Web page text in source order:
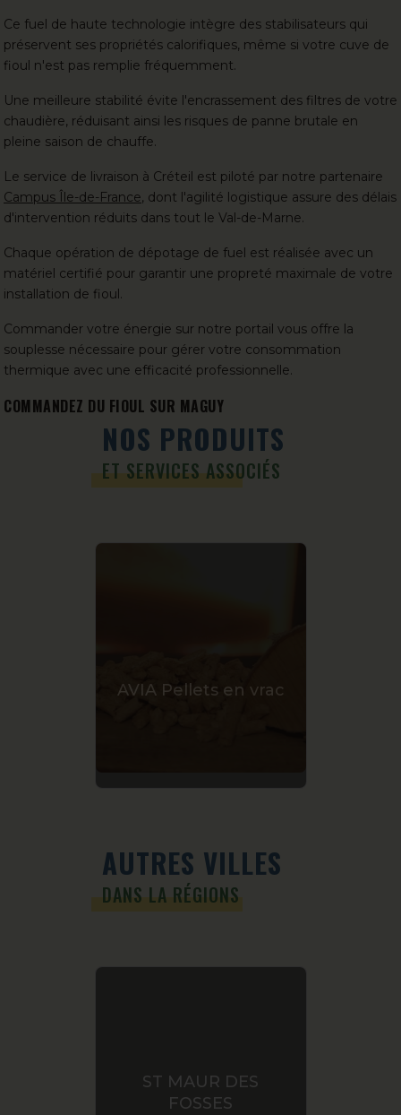
Ce fuel de haute technologie intègre des stabilisateurs qui
préservent ses propriétés calorifiques, même si votre cuve de
fioul n'est pas remplie fréquemment.
Une meilleure stabilité évite l'encrassement des filtres de votre
chaudière, réduisant ainsi les risques de panne brutale en
pleine saison de chauffe.
Le service de livraison à Créteil est piloté par notre partenaire
Campus Île-de-France, dont l'agilité logistique assure des délais
d'intervention réduits dans tout le Val-de-Marne.
Chaque opération de dépotage de fuel est réalisée avec un
matériel certifié pour garantir une propreté maximale de votre
installation de fioul.
Commander votre énergie sur notre portail vous offre la
souplesse nécessaire pour gérer votre consommation
thermique avec une efficacité professionnelle.
COMMANDEZ DU FIOUL SUR MAGUY
NOS PRODUITS
ET SERVICES ASSOCIÉS
AVIA Pellets en vrac
AUTRES VILLES
DANS LA RÉGIONS
ST MAUR DES
FOSSES